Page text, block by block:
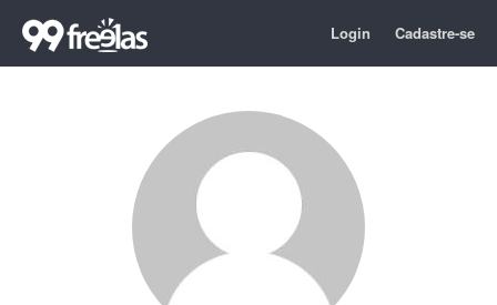
Login Cadastre-se